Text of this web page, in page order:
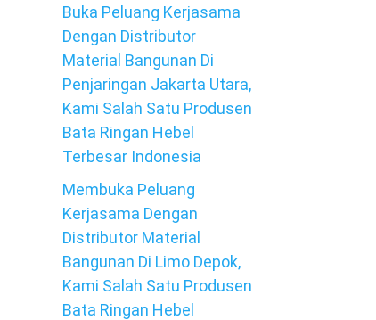
Buka Peluang Kerjasama
Dengan Distributor
Material Bangunan Di
Penjaringan Jakarta Utara,
Kami Salah Satu Produsen
Bata Ringan Hebel
Terbesar Indonesia
Membuka Peluang
Kerjasama Dengan
Distributor Material
Bangunan Di Limo Depok,
Kami Salah Satu Produsen
Bata Ringan Hebel